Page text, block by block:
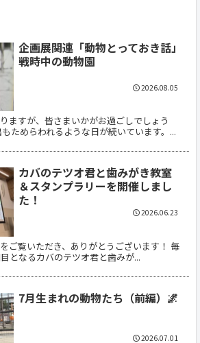
企画展関連「動物とっておき話」
戦時中の動物園
ますが、皆さまいかがお過ごしでしょう
ためらわれるような日が続いています。...
2026.08.05
カバのテツオ君と歯みがき教室
＆スタンプラリーを開催しまし
た！
ご覧いただき、ありがとうございます！ 毎
となるカバのテツオ君と歯みが...
2026.06.23
7月生まれの動物たち（前編）🌌
2026.07.01